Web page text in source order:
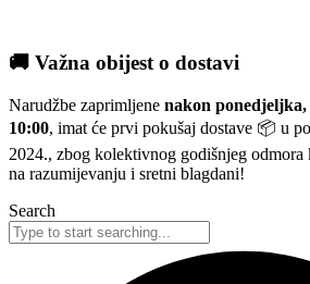
🚚 Važna obijest o dostavi
Narudžbe zaprimljene nakon ponedjeljka,
10:00, imat će prvi pokušaj dostave 📦 u
2024., zbog kolektivnog godišnjeg
na razumijevanju i sretni blagdani!
Search